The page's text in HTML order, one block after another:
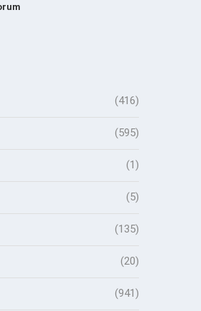
(416)
(595)
(1)
(5)
(135)
(20)
(941)